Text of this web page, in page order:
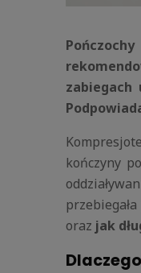
kończyny
oraz jak